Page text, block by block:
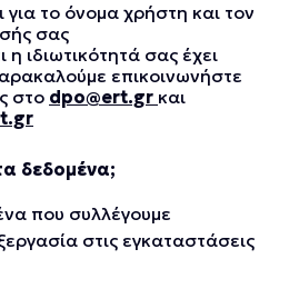
για το όνομα χρήστη και τον
σας
η ιδιωτικότητά σας έχει
επικοινωνήστε
στο dpo@ert.gr και
δεδομένα;
που συλλέγουμε
στις εγκαταστάσεις